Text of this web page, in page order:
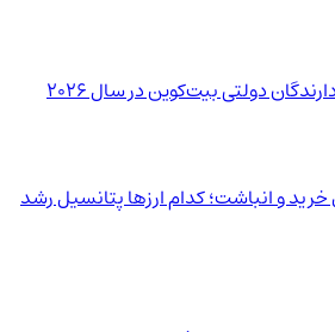
دولتی بیت‌کوین در سال 2026
خرید و انباشت؛ کدام ارزها پتانسیل رشد